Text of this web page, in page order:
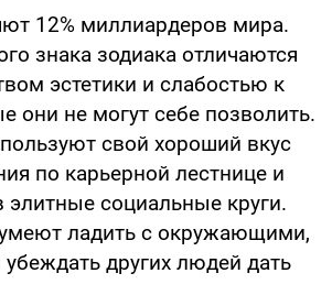
12% миллиардеров мира.
знака зодиака отличаются
эстетики и слабостью к
они не могут себе позволить.
свой хороший вкус
по карьерной лестнице и
элитные социальные круги.
ладить с окружающими,
других людей дать